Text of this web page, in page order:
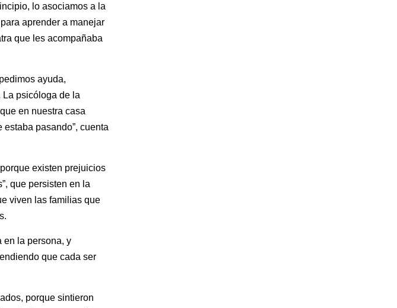
lo asociamos a la
aprender a manejar
que les acompañaba
ayuda,
psicóloga de la
en nuestra casa
pasando”, cuenta
existen prejuicios
que persisten en la
viven las familias que
en la persona, y
que cada ser
porque sintieron